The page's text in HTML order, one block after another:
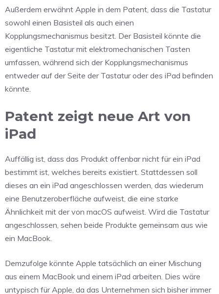
Außerdem erwähnt Apple in dem Patent, dass die Tastatur
sowohl einen Basisteil als auch einen
Kopplungsmechanismus besitzt. Der Basisteil könnte die
eigentliche Tastatur mit elektromechanischen Tasten
umfassen, während sich der Kopplungsmechanismus
entweder auf der Seite der Tastatur oder des iPad befinden
könnte.
Patent zeigt neue Art von
iPad
Auffällig ist, dass das Produkt offenbar nicht für ein iPad
bestimmt ist, welches bereits existiert. Stattdessen soll
dieses an ein iPad angeschlossen werden, das wiederum
eine Benutzeroberfläche aufweist, die eine starke
Ähnlichkeit mit der von macOS aufweist. Wird die Tastatur
angeschlossen, sehen beide Produkte gemeinsam aus wie
ein MacBook.
Demzufolge könnte Apple tatsächlich an einer Mischung
aus einem MacBook und einem iPad arbeiten. Dies wäre
untypisch für Apple, da das Unternehmen sich bisher immer